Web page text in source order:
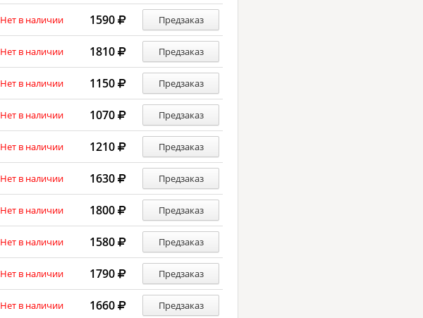
Нет в наличии 1590 Предзаказ
Нет в наличии 1810 Предзаказ
Нет в наличии 1150 Предзаказ
Нет в наличии 1070 Предзаказ
Нет в наличии 1210 Предзаказ
Нет в наличии 1630 Предзаказ
Нет в наличии 1800 Предзаказ
Нет в наличии 1580 Предзаказ
Нет в наличии 1790 Предзаказ
Нет в наличии 1660 Предзаказ